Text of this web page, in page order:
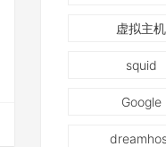
虚拟主机
squid
Google